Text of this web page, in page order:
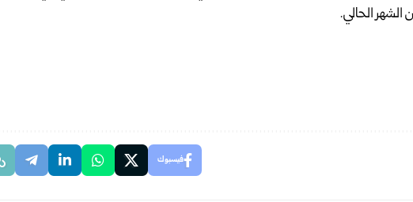
الحالي.
فيسبوك